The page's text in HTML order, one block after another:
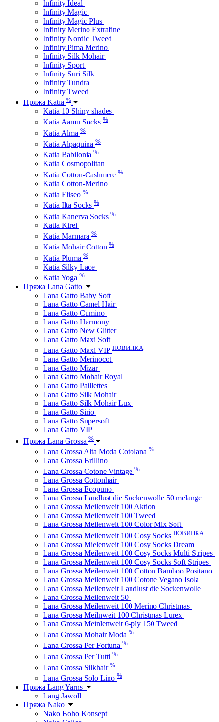
Infinity Ideal
Infinity Magic
Infinity Magic Plus
Infinity Merino Extrafine
Infinity Nordic Tweed
Infinity Pima Merino
Infinity Silk Mohair
Infinity Sport
Infinity Suri Silk
Infinity Tundra
Infinity Tweed
Пряжа Katia %
Katia 10 Shiny shades
Katia Aamu Socks %
Katia Alma %
Katia Alpaquina %
Katia Babilonia %
Katia Cosmopolitan
Katia Cotton-Cashmere %
Katia Cotton-Merino
Katia Eliseo %
Katia Ilta Socks %
Katia Kanerva Socks %
Katia Kirei
Katia Marmara %
Katia Mohair Cotton %
Katia Pluma %
Katia Silky Lace
Katia Yoga %
Пряжа Lana Gatto
Lana Gatto Baby Soft
Lana Gatto Camel Hair
Lana Gatto Cumino
Lana Gatto Harmony
Lana Gatto New Glitter
Lana Gatto Maxi Soft
Lana Gatto Maxi VIP НОВИНКА
Lana Gatto Merinocot
Lana Gatto Mizar
Lana Gatto Mohair Royal
Lana Gatto Paillettes
Lana Gatto Silk Mohair
Lana Gatto Silk Mohair Lux
Lana Gatto Sirio
Lana Gatto Supersoft
Lana Gatto VIP
Пряжа Lana Grossa %
Lana Grossa Alta Moda Cotolana %
Lana Grossa Brillino
Lana Grossa Cotone Vintage %
Lana Grossa Cottonhair
Lana Grossa Ecopuno
Lana Grossa Landlust die Sockenwolle 50 melange
Lana Grossa Meilenweit 100 Aktion
Lana Grossa Meilenweit 100 Tweed
Lana Grossa Meilenweit 100 Color Mix Soft
Lana Grossa Meilenweit 100 Cosy Socks НОВИНКА
Lana Grossa Mielenweit 100 Cosy Socks Dream
Lana Grossa Meilenweit 100 Cosy Socks Multi Stripes
Lana Grossa Meilenweit 100 Cosy Socks Soft Stripes
Lana Grossa Meilenweit 100 Cotton Bamboo Positano
Lana Grossa Meilenweit 100 Cotone Vegano Isola
Lana Grossa Meilenweit Landlust die Sockenwolle
Lana Grossa Meilenweit 50
Lana Grossa Meilenweit 100 Merino Christmas
Lana Grossa Meilnweit 100 Christmas Lurex
Lana Grossa Meinlenweit 6-ply 150 Tweed
Lana Grossa Mohair Moda %
Lana Grossa Per Fortuna %
Lana Grossa Per Tutti %
Lana Grossa Silkhair %
Lana Grossa Solo Lino %
Пряжа Lang Yarns
Lang Jawoll
Пряжа Nako
Nako Boho Konsept